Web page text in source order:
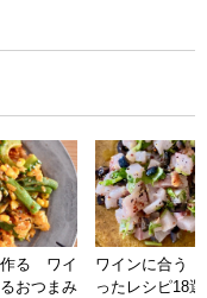
作る ワイ
おつまみ
ワインに合う
ったレシピ18